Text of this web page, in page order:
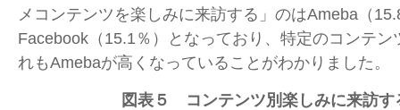
メコンテンツを楽しみに来訪する」のはAmeba（
Facebook（15.1％）となっており、特定のコンテ
れもAmebaが高くなっていることがわかりました。
図表５ コンテンツ別楽しみに来訪す